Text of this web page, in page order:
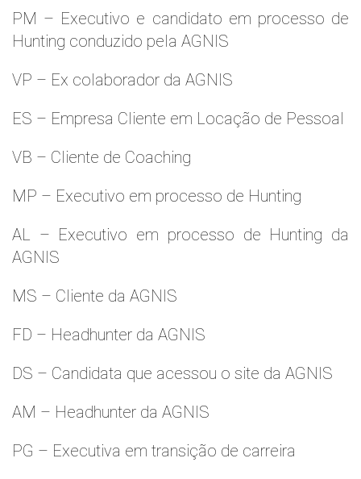
PM – Executivo e candidato em processo de
Hunting conduzido pela AGNIS
VP – Ex colaborador da AGNIS
ES – Empresa Cliente em Locação de Pessoal
VB – Cliente de Coaching
MP – Executivo em processo de Hunting
AL – Executivo em processo de Hunting da
AGNIS
MS – Cliente da AGNIS
FD – Headhunter da AGNIS
DS – Candidata que acessou o site da AGNIS
AM – Headhunter da AGNIS
PG – Executiva em transição de carreira